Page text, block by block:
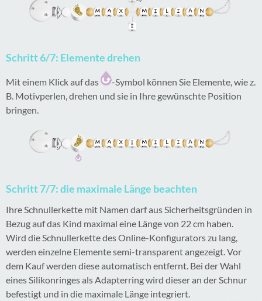
Schritt 6/7: Elemente drehen
Mit einem Klick auf das
-Symbol können Sie Elemente, wie z.
B. Motivperlen, drehen und sie in Ihre gewünschte Position
bringen.
Schritt 7/7: die maximale Länge beachten
Ihre Schnullerkette mit Namen darf aus Sicherheitsgründen in
Bezug auf das Kind maximal eine Länge von 22 cm haben.
Wird die Schnullerkette des Online-Konfigurators zu lang,
werden einzelne Elemente semi-transparent angezeigt. Vor
dem Kauf werden diese automatisch entfernt. Bei der Wahl
eines Silikonringes als Adapterring wird dieser an der Schnur
befestigt und in die maximale Länge integriert.